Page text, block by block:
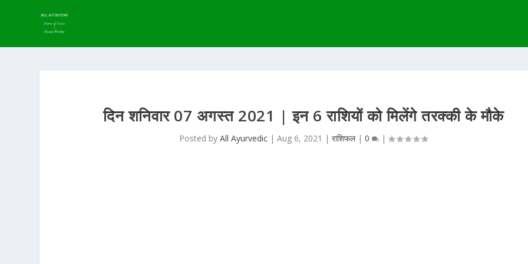
दिन शनिवार 07 अगस्त 2021 | इन 6 राशियों को मिलेंगे तरक्की के मौके
Posted byAll Ayurvedic |Aug 6, 2021 |राशिफल|0 |